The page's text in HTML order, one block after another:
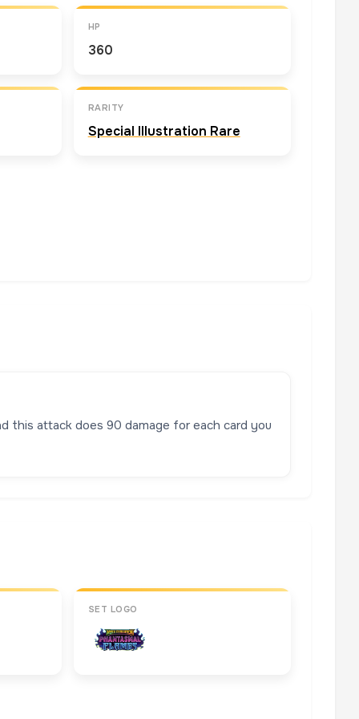
HP
360
RARITY
Special Illustration Rare
this attack does 90 damage for each card you
SET LOGO